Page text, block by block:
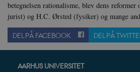
betegnelsen rationalisme, blev dens
jurist) og H.C. Ørsted (fysiker) og mange
DEL PÅ FACEBOOK DEL PÅ
AARHUS UNIVERSITET